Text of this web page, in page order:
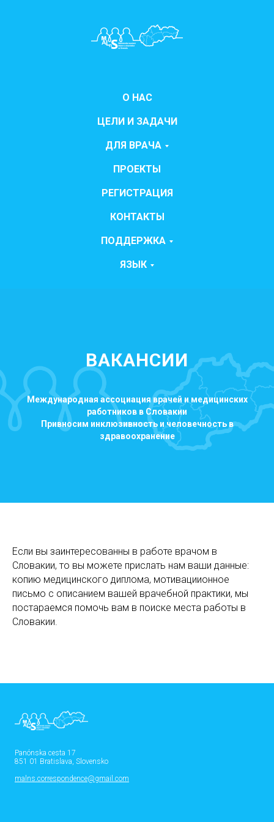
О НАС
ЦЕЛИ И ЗАДАЧИ
ДЛЯ ВРАЧА
ПРОЕКТЫ
РЕГИСТРАЦИЯ
КОНТАКТЫ
ПОДДЕРЖКА
ЯЗЫК
ВАКАНСИИ
Международная ассоциация врачей и медицинских
работников в Словакии
Привносим инклюзивность и человечность в
здравоохранение
Если вы заинтересованны в работе врачом в
Словакии, то вы можете прислать нам ваши данные:
копию медицинского диплома, мотивациионное
письмо с описанием вашей врачебной практики, мы
постараемся помочь вам в поиске места работы в
Словакии.
Panónska cesta 17
851 01 Bratislava, Slovensko
malns.correspondence@gmail.com